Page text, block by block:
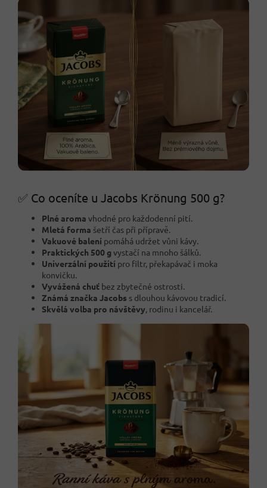
✅ Co oceníte u Jacobs Krönung 500 g?
Plné aroma vhodné pro každodenní pití.
Mletá forma šetří čas při přípravě.
Vakuové balení pomáhá udržet vůni kávy.
Praktických 500 g vystačí na mnoho šálků.
Univerzální použití pro filtr, překapávač i moka
konvičku.
Vyvážená chuť bez zbytečné ostrosti.
Známá značka Jacobs s dlouhou kávovou tradicí.
Skvělá volba pro návštěvy, rodinu i kancelář.